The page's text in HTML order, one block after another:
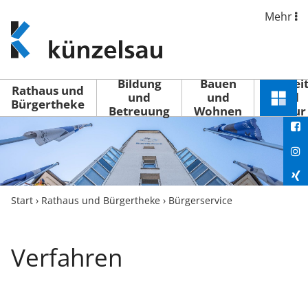
www.kuenzelsau.de
(zur
Startseite)
Mehr
Rathaus und
Bürgertheke
Bildung
und
Betreuung
Bauen
und
Wohnen
Freizeit
und
Kultur
Menü
Start › Rathaus und Bürgertheke › Bürgerservice
Verfahren